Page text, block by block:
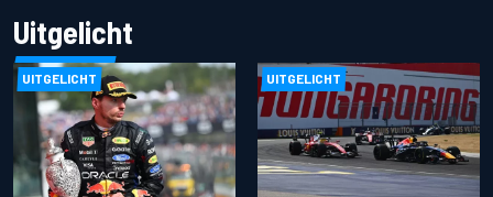
Uitgelicht
UITGELICHT UITGELICHT